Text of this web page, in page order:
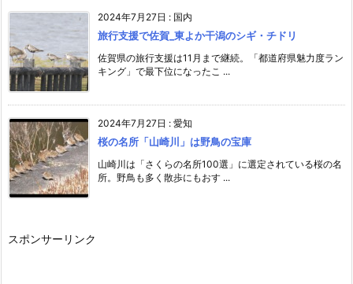
2024年7月27日 : 国内
旅行支援で佐賀_東よか干潟のシギ・チドリ
佐賀県の旅行支援は11月まで継続。「都道府県魅力度ラン
キング」で最下位になったこ ...
2024年7月27日 : 愛知
桜の名所「山崎川」は野鳥の宝庫
山崎川は「さくらの名所100選」に選定されている桜の名
所。野鳥も多く散歩にもおす ...
スポンサーリンク